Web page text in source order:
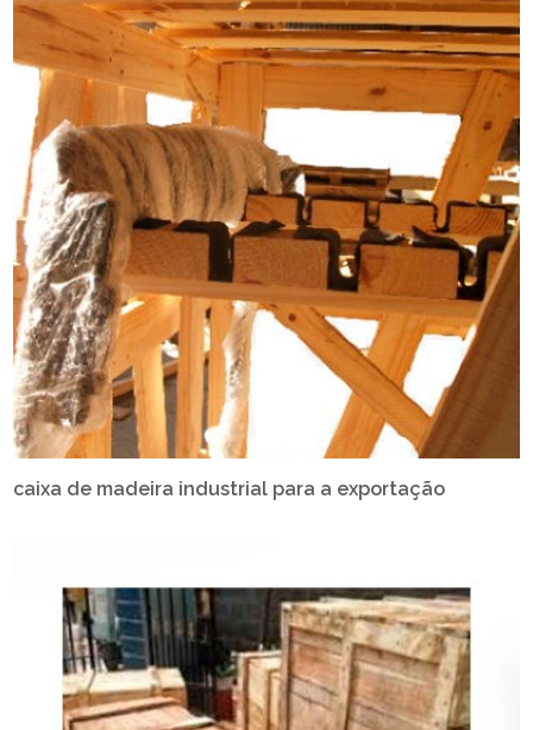
caixa de madeira industrial para a exportação